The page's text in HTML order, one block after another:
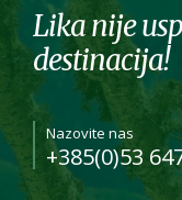
Lika nije
destinacija!
Nazovite nas
+385(0)53